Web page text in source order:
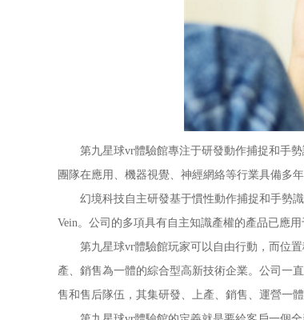
第九星球vr體驗館專注于研發動作捕捉和手勢
團隊在應用、機器視覺、神經網絡等行業具備多
幻境科技自主研發基于慣性動作捕捉和手勢識
Vein。公司的多項具有自主知識產權的產品已應
第九星球vr體驗館玩家可以自由行動，而位置
產、銷售為一體的綜合型高新技術企業。公司一
售和售后隊伍，其集研發、上產、銷售、運營一